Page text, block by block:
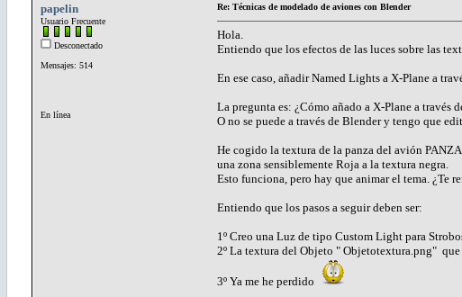
papelin
Usuario Frecuente
Desconectado
Mensajes: 514
En línea
Re: Técnicas de modelado de aviones con Blender
Hola.
Entiendo que los efectos de las luces sobre las
En ese caso, añadir Named Lights a X-Plane a
La pregunta es: ¿Cómo añado a X-Plane a
O no se puede a través de Blender y tengo que
He cogido la textura de la panza del avión
una zona sensiblemente Roja a la textura negra.
Esto funciona, pero hay que animar el tema. ¿Te
Entiendo que los pasos a seguir deben ser:
1º Creo una Luz de tipo Custom Light para
2º La textura del Objeto " Objetotextura.png"
3º Ya me he perdido